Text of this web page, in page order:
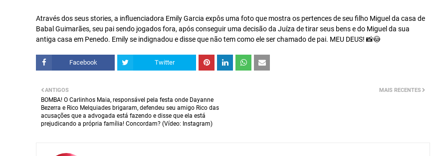
Através dos seus stories, a influenciadora Emily Garcia expôs uma foto que mostra os pertences de seu filho Miguel da casa de
Babal Guimarães, seu pai sendo jogados fora, após conseguir uma decisão da Juíza de tirar seus bens e do Miguel da sua
antiga casa em Penedo. Emily se indignadou e disse que não tem como ele ser chamado de pai. MEU DEUS! 📸😳
Facebook Twitter
MAIS RECENTES
ANTIGOS
BOMBA! O Carlinhos Maia, responsável pela festa onde Dayanne
Bezerra e Rico Melquiades brigaram, defendeu seu amigo Rico das
acusações que a advogada está fazendo e disse que ela está
prejudicando a própria família! Concordam? (Vídeo: Instagram)